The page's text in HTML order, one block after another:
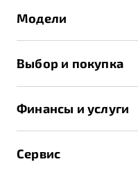
Модели
X70
Выбор и покупка
Спецпредложения и Акции
Записаться на тест-драйв
Финансы и услуги
Трейд-ин
Сервис